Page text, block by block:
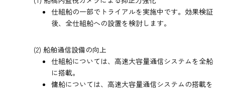
仕組船の一部でトライアルを実施中です。効果検証
後、全仕組船への設置を検討します。
(2) 船舶通信設備の向上
仕組船については、高速大容量通信システムを全船
に搭載。
傭船については、高速大容量通信システムの搭載を